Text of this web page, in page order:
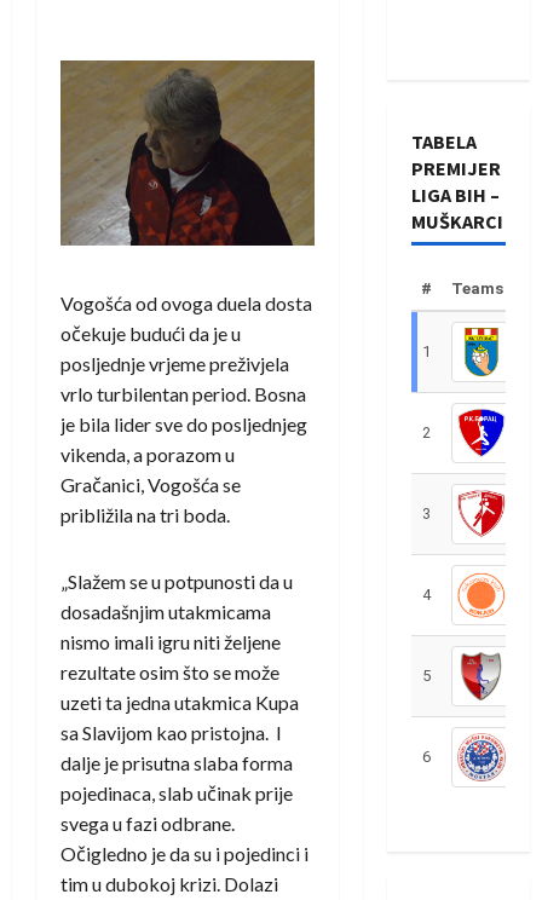
Vogošća od ovoga duela dosta
očekuje budući da je u
posljednje vrjeme preživjela
vrlo turbilentan period. Bosna
je bila lider sve do posljednjeg
vikenda, a porazom u
Gračanici, Vogošća se
približila na tri boda.
„Slažem se u potpunosti da u
dosadašnjim utakmicama
nismo imali igru niti željene
rezultate osim što se može
uzeti ta jedna utakmica Kupa
sa Slavijom kao pristojna. I
dalje je prisutna slaba forma
pojedinaca, slab učinak prije
svega u fazi odbrane.
Očigledno je da su i pojedinci i
tim u dubokoj krizi. Dolazi
TABELA
PREMIJER
LIGA BIH –
MUŠKARCI
# Teams
1
2
3
4
5
6